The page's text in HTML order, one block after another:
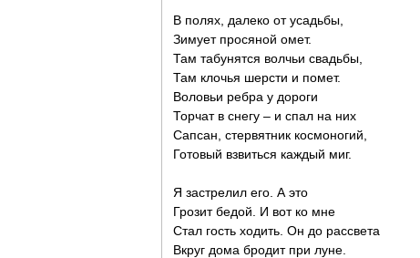
В полях, далеко от усадьбы,
Зимует просяной омет.
Там табунятся волчьи свадьбы,
Там клочья шерсти и помет.
Воловьи ребра у дороги
Торчат в снегу – и спал на них
Сапсан, стервятник космоногий,
Готовый взвиться каждый миг.
Я застрелил его. А это
Грозит бедой. И вот ко мне
Стал гость ходить. Он до рассвета
Вкруг дома бродит при луне.